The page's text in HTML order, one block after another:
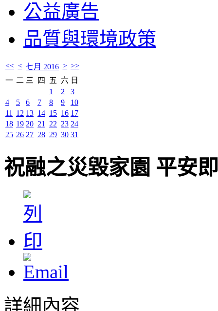
公益廣告
品質與環境政策
<< < 七月 2016 > >>
一 二 三 四 五 六 日
1
2
3
4
5 6 7 8 9
10
11
12 13 14 15 16 17
18 19 20 21 22 23 24
25 26 27 28 29 30 31
祝融之災毀家園 平安
詳細內容